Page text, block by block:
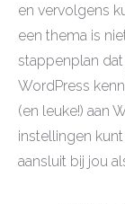
en vervolgens
een thema is
stappenplan
WordPress
(en leuke!) aan
instellingen
aansluit bij jou